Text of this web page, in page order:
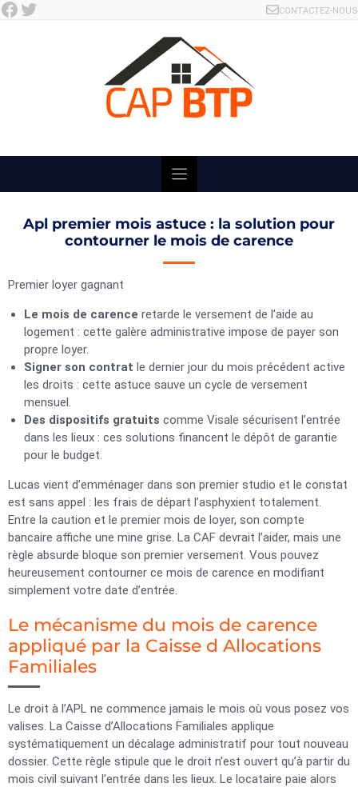
Skip
Facebook Twitter CONTACTEZ-NOUS
Apl premier mois astuce : la solution pour
contourner le mois de carence
Premier loyer gagnant
Le mois de carence retarde le versement de l’aide au
logement : cette galère administrative impose de payer son
propre loyer.
Signer son contrat le dernier jour du mois précédent active
les droits : cette astuce sauve un cycle de versement
mensuel.
Des dispositifs gratuits comme Visale sécurisent l’entrée
dans les lieux : ces solutions financent le dépôt de garantie
pour le budget.
Lucas vient d’emménager dans son premier studio et le constat
est sans appel : les frais de départ l’asphyxient totalement.
Entre la caution et le premier mois de loyer, son compte
bancaire affiche une mine grise. La CAF devrait l’aider, mais une
règle absurde bloque son premier versement. Vous pouvez
heureusement contourner ce mois de carence en modifiant
simplement votre date d’entrée.
Le mécanisme du mois de carence
appliqué par la Caisse d Allocations
Familiales
Le droit à l’APL ne commence jamais le mois où vous posez vos
valises. La Caisse d’Allocations Familiales applique
systématiquement un décalage administratif pour tout nouveau
dossier. Cette règle stipule que le droit n’est ouvert qu’à partir du
mois civil suivant l’entrée dans les lieux. Le locataire paie alors